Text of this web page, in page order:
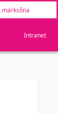
Intranet